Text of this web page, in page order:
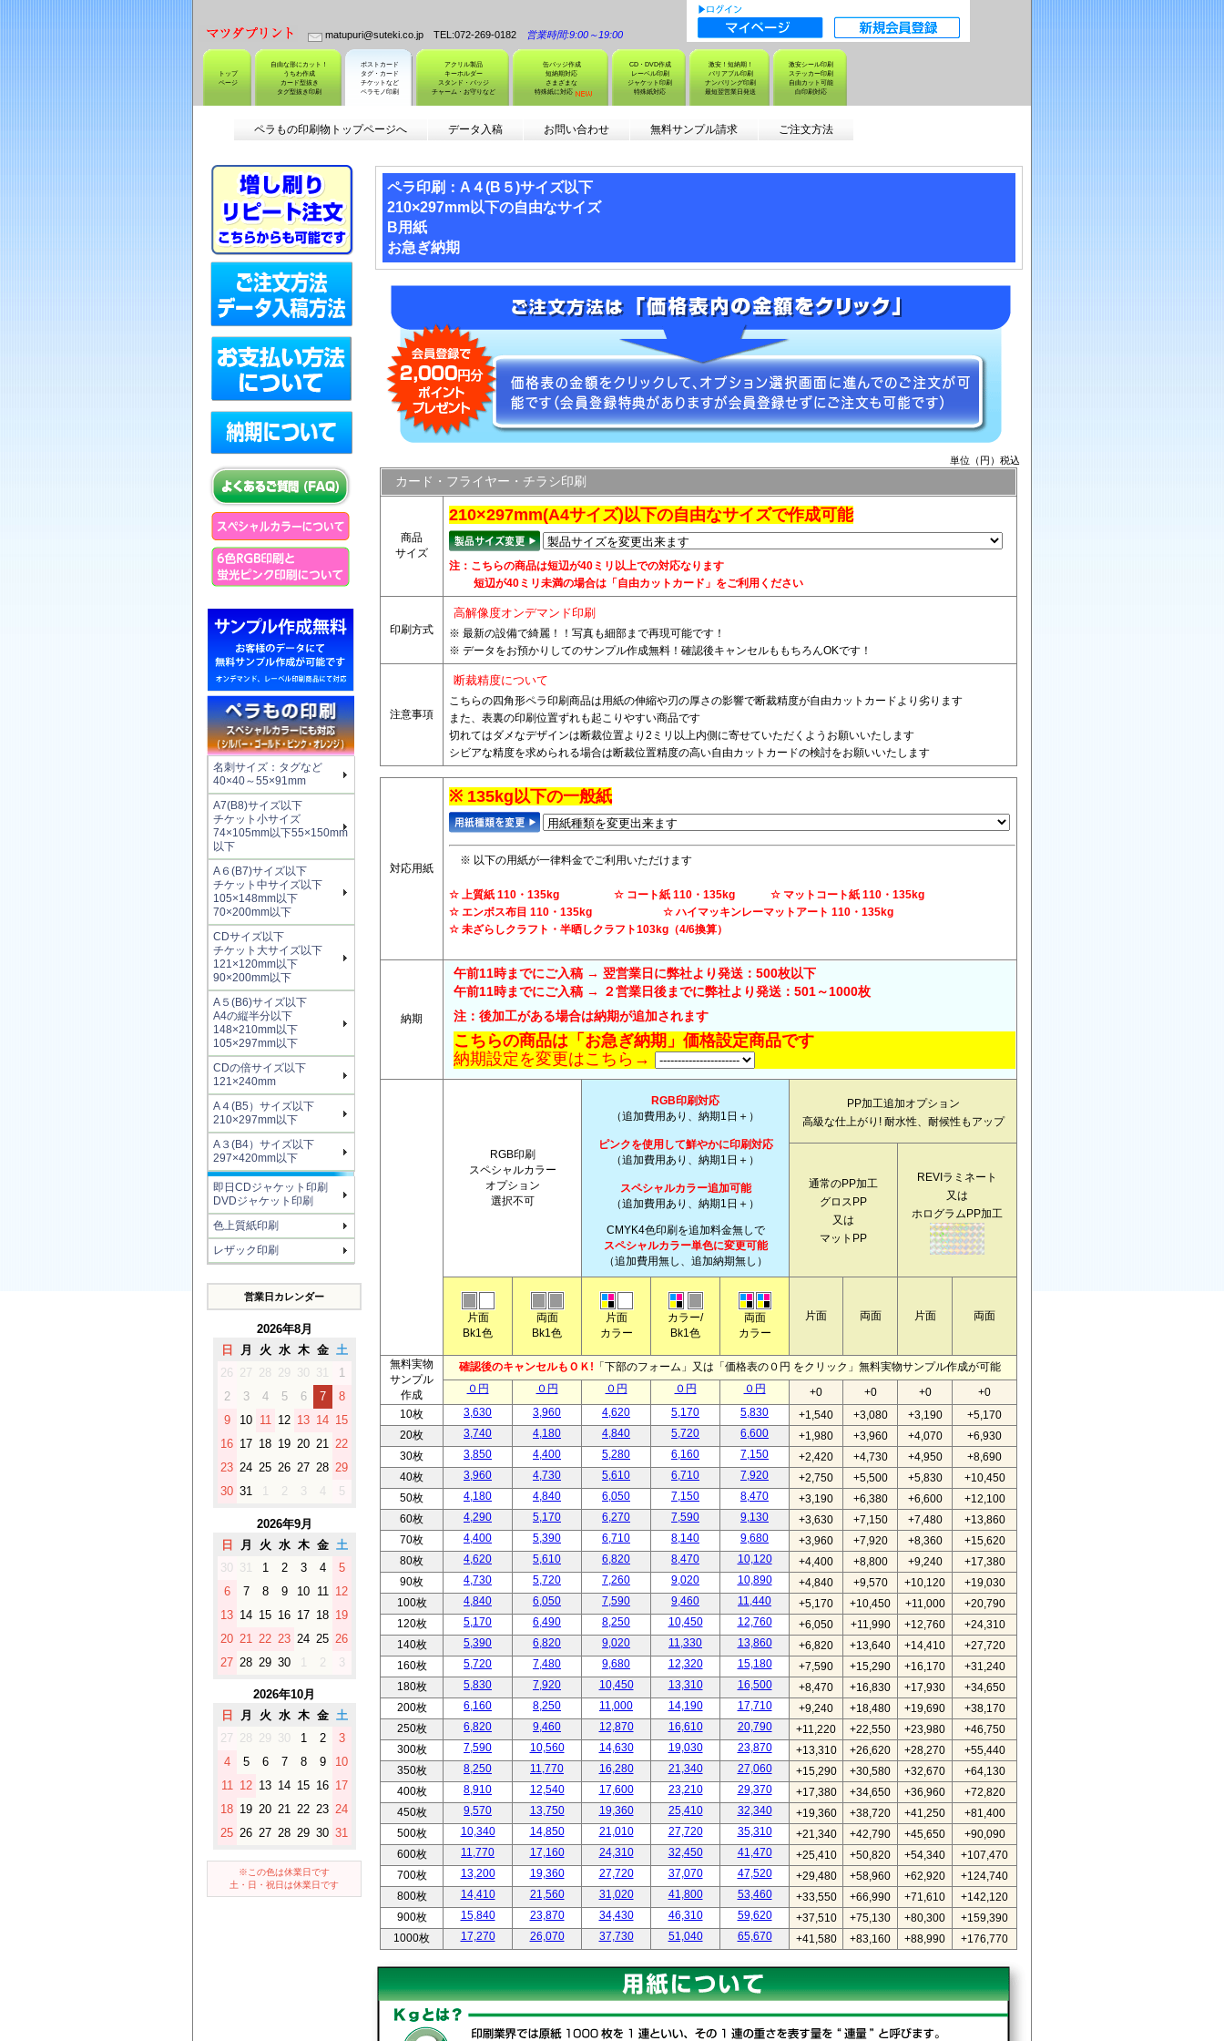
matupuri@suteki.co.jp TEL:072-269-0182 営業時間:9:00～19:00
トップ
ページ
自由な形にカット！
うちわ作成
カード型抜き
タグ型抜き印刷
ポストカード
タグ・カード
チケットなど
ペラモノ印刷
アクリル製品
キーホルダー
スタンド・バッジ
チャーム・お守りなど
缶バッジ作成
短納期対応
さまざまな
特殊紙に対応
CD・DVD作成
レーベル印刷
ジャケット印刷
特殊紙対応
激安！短納期！
バリアブル印刷
ナンバリング印刷
最短翌営業日発送
激安シール印刷
ステッカー印刷
自由カット可能
白印刷対応
ペラもの印刷物トップページへ データ入稿 お問い合わせ 無料サンプル請求 ご注文方法
名刺サイズ：タグなど
40×40～55×91mm
A7(B8)サイズ以下
チケット小サイズ
74×105mm以下55×150mm
以下
A６(B7)サイズ以下
チケット中サイズ以下
105×148mm以下
70×200mm以下
CDサイズ以下
チケット大サイズ以下
121×120mm以下
90×200mm以下
A５(B6)サイズ以下
A4の縦半分以下
148×210mm以下
105×297mm以下
CDの倍サイズ以下
121×240mm
A４(B5）サイズ以下
210×297mm以下
A３(B4）サイズ以下
297×420mm以下
即日CDジャケット印刷
DVDジャケット印刷
色上質紙印刷
レザック印刷
営業日カレンダー
2026年8月
日 月 火 水 木 金
土
26
27 28 29 30 31
1
2
3 4 5 6 7
8
9
10 11 12 13 14 15
16 17 18 19 20 21 22
23 24 25 26 27 28 29
30 31 1 2 3 4 5
2026年9月
日 月 火 水 木 金
土
30 31 1 2 3 4
5
6
7 8 9 10 11
12
13 14 15 16 17 18 19
20 21 22 23 24 25 26
27 28 29 30 2 3
2026年10月
日 月 火 水 木 金
土
27
28 29 30 1 2
3
4
5 6 7 8 9
10
11
12 13 14 15 16 17
18 19 20 21 22 23 24
25 26 27 28 29 30 31
※この色は休業日です
土・日・祝日は休業日です
ペラ印刷：A４(B５)サイズ以下
210×297mm以下の自由なサイズ
B用紙
お急ぎ納期
単位（円）税込
カード・フライヤー・チラシ印刷
商品
サイズ
210×297mm(A4サイズ)以下の自由なサイズで作成可能
注：こちらの商品は短辺が40ミリ以上での対応なります
短辺が40ミリ未満の場合は「自由カットカード」をご利用ください
印刷方式
高解像度オンデマンド印刷
※ 最新の設備で綺麗！！写真も細部まで再現可能です！
※ データをお預かりしてのサンプル作成無料！確認後キャンセルももちろんOKです！
注意事項
断裁精度について
こちらの四角形ペラ印刷商品は用紙の伸縮や刃の厚さの影響で断裁精度が自由カットカードより劣ります
また、表裏の印刷位置ずれも起こりやすい商品です
切れてはダメなデザインは断裁位置より2ミリ以上内側に寄せていただくようお願いいたします
シビアな精度を求められる場合は断裁位置精度の高い自由カットカードの検討をお願いいたします
対応用紙
※ 135kg以下の一般紙
※ 以下の用紙が一律料金でご利用いただけます
☆ 上質紙 110・135kg ☆ コート紙 110・135kg ☆ マットコート紙 110・135kg
☆ エンボス布目 110・135kg ☆ ハイマッキンレーマットアート 110・135kg
☆ 未ざらしクラフト・半晒しクラフト103kg（4/6換算）
納期
午前11時までにご入稿 → 翌営業日に弊社より発送：500枚以下
午前11時までにご入稿 → ２営業日後までに弊社より発送：501～1000枚
注：後加工がある場合は納期が追加されます
こちらの商品は「お急ぎ納期」価格設定商品です
納期設定を変更はこちら→
RGB印刷
スペシャルカラー
オプション
選択不可
RGB印刷対応
（追加費用あり、納期1日＋）
ピンクを使用して鮮やかに印刷対応
（追加費用あり、納期1日＋）
スペシャルカラー追加可能
（追加費用あり、納期1日＋）
CMYK4色印刷を追加料金無しで
スペシャルカラー単色に変更可能
（追加費用無し、追加納期無し）
PP加工追加オプション
高級な仕上がり! 耐水性、耐候性もアップ
通常のPP加工
グロスPP
又は
マットPP
REVIラミネート
又は
ホログラムPP加工
片面
Bk1色
両面
Bk1色
片面
カ ラー
カラー/
Bk1色
両面
カラー
片面 両面 片面 両面
無料実物
サンプル
作成
確認後のキャンセルもＯＫ! 「下部のフォーム」又は「価格表の０円 をクリック」無料実物サンプル作成が可能
０円
０円 ０円 ０円 ０円 +0 +0 +0
+0
10枚
3,630 3,960 4,620 5,170 5,830 +1,540 +3,080 +3,190
+5,170
20枚
3,740 4,180 4,840 5,720 6,600 +1,980 +3,960 +4,070
+6,930
30枚
3,850 4,400 5,280 6,160 7,150 +2,420 +4,730 +4,950
+8,690
40枚
3,960 4,730 5,610 6,710 7,920 +2,750 +5,500 +5,830
+10,450
50枚
4,180 4,840 6,050 7,150 8,470 +3,190 +6,380 +6,600
+12,100
60枚
4,290 5,170 6,270 7,590 9,130 +3,630 +7,150 +7,480
+13,860
70枚
4,400 5,390 6,710 8,140 9,680 +3,960 +7,920 +8,360
+15,620
80枚
4,620 5,610 6,820 8,470 10,120 +4,400 +8,800 +9,240
+17,380
90枚
4,730 5,720 7,260 9,020 10,890 +4,840 +9,570 +10,120
+19,030
100枚
4,840 6,050 7,590 9,460 11,440 +5,170 +10,450 +11,000
+20,790
120枚
5,170 6,490 8,250 10,450 12,760 +6,050 +11,990 +12,760
+24,310
140枚
5,390 6,820 9,020 11,330 13,860 +6,820 +13,640 +14,410
+27,720
160枚
5,720 7,480 9,680 12,320 15,180 +7,590 +15,290 +16,170
+31,240
180枚
5,830 7,920 10,450 13,310 16,500 +8,470 +16,830 +17,930
+34,650
200枚
6,160 8,250 11,000 14,190 17,710 +9,240 +18,480 +19,690
+38,170
250枚
6,820 9,460 12,870 16,610 20,790 +11,220 +22,550 +23,980
+46,750
300枚
7,590 10,560 14,630 19,030 23,870 +13,310 +26,620 +28,270
+55,440
350枚
8,250 11,770 16,280 21,340 27,060 +15,290 +30,580 +32,670
+64,130
400枚
8,910 12,540 17,600 23,210 29,370 +17,380 +34,650 +36,960
+72,820
450枚
9,570 13,750 19,360 25,410 32,340 +19,360 +38,720 +41,250
+81,400
500枚
10,340 14,850 21,010 27,720 35,310 +21,340 +42,790 +45,650
+90,090
600枚
11,770 17,160 24,310 32,450 41,470 +25,410 +50,820 +54,340
+107,470
700枚
13,200 19,360 27,720 37,070 47,520 +29,480 +58,960 +62,920
+124,740
800枚
14,410 21,560 31,020 41,800 53,460 +33,550 +66,990 +71,610
+142,120
900枚
15,840 23,870 34,430 46,310 59,620 +37,510 +75,130 +80,300
+159,390
1000枚
17,270 26,070 37,730 51,040 65,670 +41,580 +83,160 +88,990 +176,770